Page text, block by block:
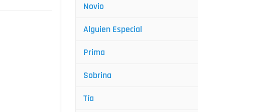
Novio
Alguien Especial
Prima
Sobrina
Tía